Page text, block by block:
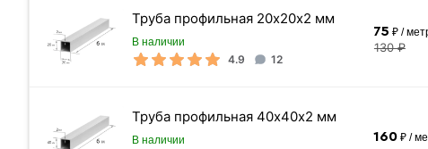
Труба профильная 20х20х2 мм
В наличии
4.9 12
75 ₽ /
130 ₽
Труба профильная 40х40х2 мм
В наличии 160₽ /